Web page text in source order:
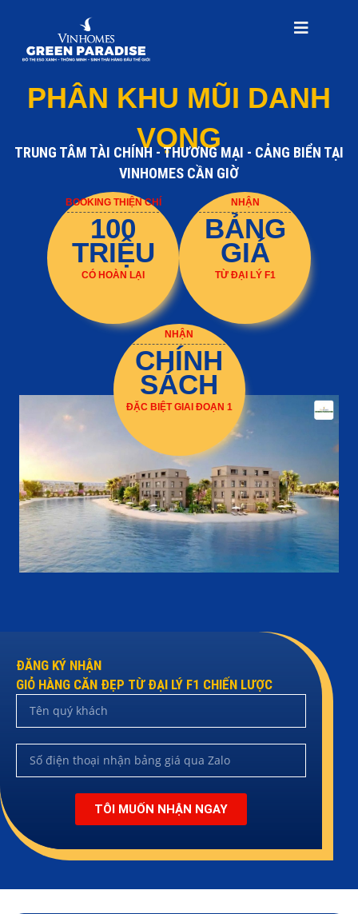
PHÂN KHU MŨI DANH
VỌNG
TRUNG TÂM TÀI CHÍNH - THƯƠNG MẠI - CẢNG BIỂN TẠI
VINHOMES CẦN GIỜ
BOOKING THIỆN CHÍ​
100
TRIỆU
CÓ HOÀN LẠI
NHẬN
BẢNG
GIÁ
TỪ ĐẠI LÝ F1
NHẬN
CHÍNH
SÁCH
ĐẶC BIỆT GIAI ĐOẠN 1
ĐĂNG KÝ NHẬN
GIỎ HÀNG CĂN ĐẸP TỪ ĐẠI LÝ F1 CHIẾN LƯỢC
TÔI MUỐN NHẬN NGAY